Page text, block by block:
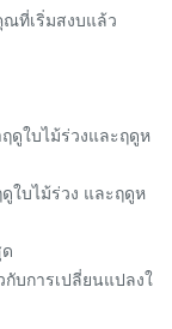
ณที่เริ่มสงบแล้ว
ดูใบไม้ร่วงและฤดูห
ใบไม้ร่วง และฤดูห
บการเปลี่ยนแปลงใ